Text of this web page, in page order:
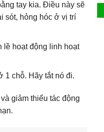
tay kia. Điều này sẽ
sót, hỏng hóc ở vị trí
lề hoạt động linh hoạt
1 chỗ. Hãy tắt nó đi.
giảm thiểu tác động